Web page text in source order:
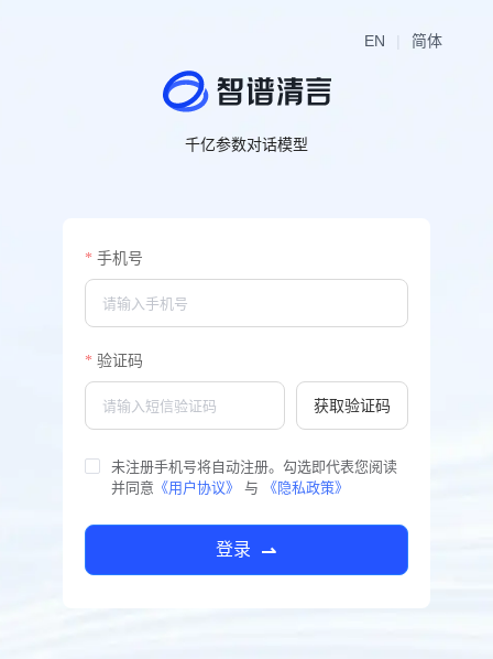
千亿参数对话模型
手机号
验证码
获取验证码
未注册手机号将自动注册。勾选即代表您阅读
并同意 《用户协议》 与 《隐私政策》
登录
EN 简体